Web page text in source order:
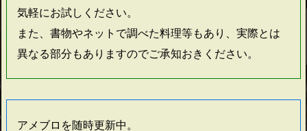
気軽にお試しください。
また、書物やネットで調べた料理等もあり、実際とは
異なる部分もありますのでご承知おきください。
アメブロを随時更新中。